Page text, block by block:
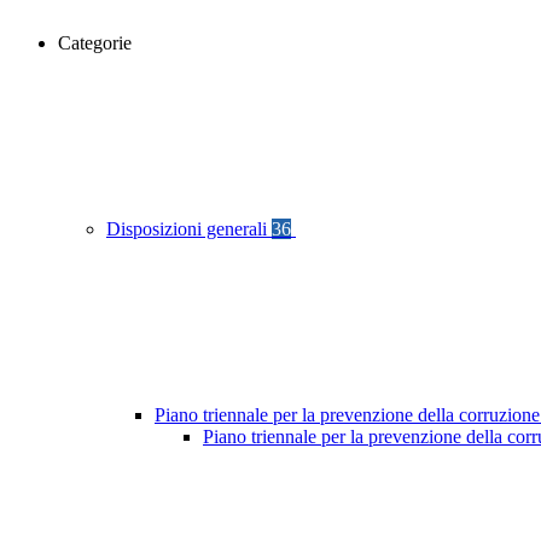
Categorie
Disposizioni generali 36
Piano triennale per la prevenzione della
Piano triennale per la prevenzione della